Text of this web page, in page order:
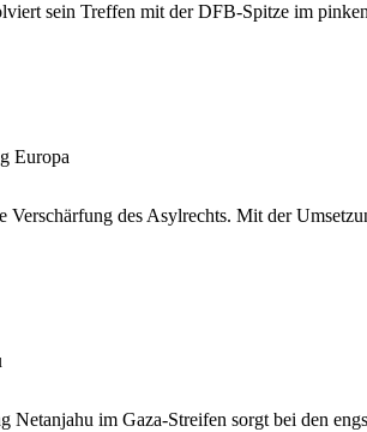
sein Treffen mit der DFB-Spitze im
Europa
des Asylrechts. Mit der
Netanjahu im Gaza-Streifen sorgt bei den